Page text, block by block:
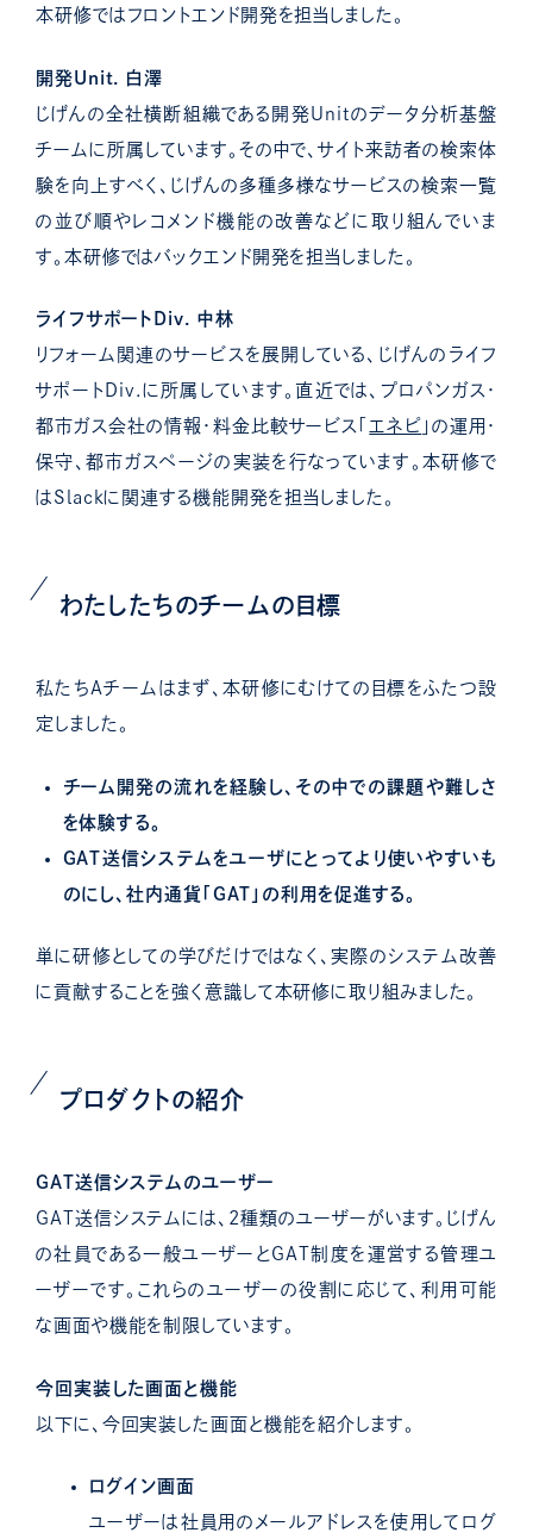
本研修ではフロントエンド開発を担当しました。
開発Unit. 白澤
じげんの全社横断組織である開発Unitのデータ分析基盤
チームに所属しています。その中で、サイト来訪者の検索体
験を向上すべく、じげんの多種多様なサービスの検索一覧
の並び順やレコメンド機能の改善などに取り組んでいま
す。本研修ではバックエンド開発を担当しました。
ライフサポートDiv. 中林
リフォーム関連のサービスを展開している、じげんのライフ
サポートDiv.に所属しています。直近では、プロパンガス・
都市ガス会社の情報・料金比較サービス「 エネピ 」の運用・
保守、都市ガスページの実装を行なっています。本研修で
はSlackに関連する機能開発を担当しました。
わたしたちのチームの目標
私たちAチームはまず、本研修にむけての目標をふたつ設
定しました。
チーム開発の流れを経験し、その中での課題や難しさ
を体験する。
GAT送信システムをユーザにとってより使いやすいも
のにし、社内通貨「GAT」の利用を促進する。
単に研修としての学びだけではなく、実際のシステム改善
に貢献することを強く意識して本研修に取り組みました。
プロダクトの紹介
GAT送信システムのユーザー
GAT送信システムには、2種類のユーザーがいます。じげん
の社員である一般ユーザーとGAT制度を運営する管理ユ
ーザーです。これらのユーザーの役割に応じて、利用可能
な画面や機能を制限しています。
今回実装した画面と機能
以下に、今回実装した画面と機能を紹介します。
ログイン画面
ユーザーは社員用のメールアドレスを使用してログ